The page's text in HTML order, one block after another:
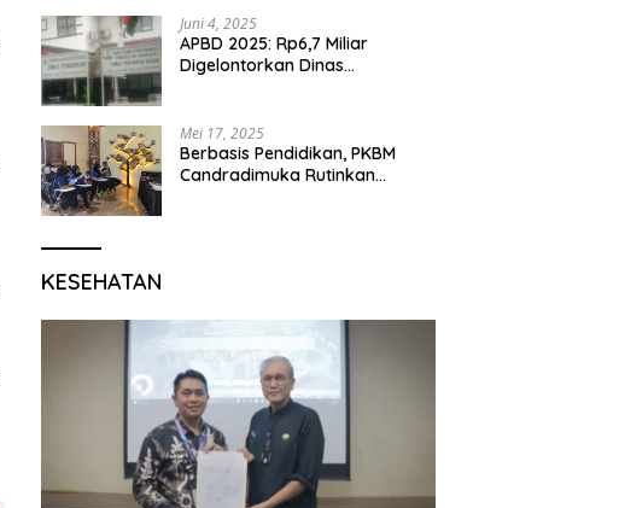
01 Karang Segar
Juni 4, 2025
APBD 2025: Rp6,7 Miliar
Digelontorkan Dinas
Mei 17, 2025
Berbasis Pendidikan, PKBM
Candradimuka Rutinkan
KESEHATAN